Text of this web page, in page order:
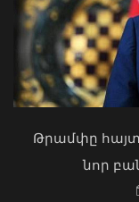
«Ուժեղ
քվեարկելու
պաշտոնում
Թրամփը
նոր